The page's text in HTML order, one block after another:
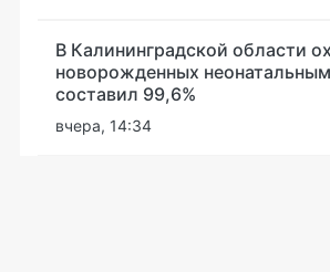
В Калининградской области
новорожденных
составил 99,6%
вчера, 14:34